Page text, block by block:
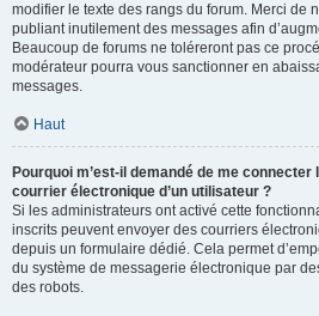
modifier le texte des rangs du forum. Merci de
publiant inutilement des messages afin
Beaucoup de forums ne toléreront pas ce
modérateur pourra vous sanctionner en
messages.
Haut
Pourquoi m’est-il demandé de me
courrier électronique d’un utilisateur ?
Si les administrateurs ont activé cette
inscrits peuvent envoyer des courriers
depuis un formulaire dédié. Cela permet
du système de messagerie électronique par
des robots.